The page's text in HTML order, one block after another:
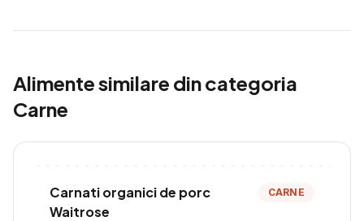
Alimente similare din categoria
Carne
Carnati organici de porc
Waitrose
CARNE